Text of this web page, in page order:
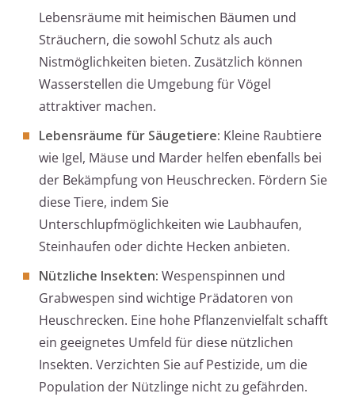
Lebensräume mit heimischen Bäumen und
Sträuchern, die sowohl Schutz als auch
Nistmöglichkeiten bieten. Zusätzlich können
Wasserstellen die Umgebung für Vögel
attraktiver machen.
Lebensräume für Säugetiere: Kleine Raubtiere
wie Igel, Mäuse und Marder helfen ebenfalls bei
der Bekämpfung von Heuschrecken. Fördern Sie
diese Tiere, indem Sie
Unterschlupfmöglichkeiten wie Laubhaufen,
Steinhaufen oder dichte Hecken anbieten.
Nützliche Insekten: Wespenspinnen und
Grabwespen sind wichtige Prädatoren von
Heuschrecken. Eine hohe Pflanzenvielfalt schafft
ein geeignetes Umfeld für diese nützlichen
Insekten. Verzichten Sie auf Pestizide, um die
Population der Nützlinge nicht zu gefährden.